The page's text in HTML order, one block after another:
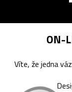
ON-
Víte, že jedna